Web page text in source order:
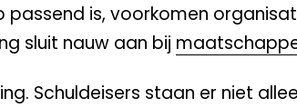
is, voorkomen
sluit nauw aan bij
Schuldeisers staan er niet